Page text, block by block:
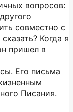
вопросов:
совместно с
Когда я
пришел в
Его письма
Писания.